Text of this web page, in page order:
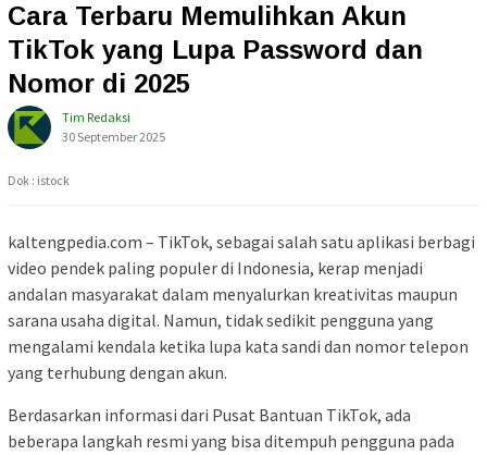
Cara Terbaru Memulihkan Akun
TikTok yang Lupa Password dan
Nomor di 2025
Tim Redaksi
30 September 2025
Dok : istock
kaltengpedia.com – TikTok, sebagai salah satu aplikasi berbagi
video pendek paling populer di Indonesia, kerap menjadi
andalan masyarakat dalam menyalurkan kreativitas maupun
sarana usaha digital. Namun, tidak sedikit pengguna yang
mengalami kendala ketika lupa kata sandi dan nomor telepon
yang terhubung dengan akun.
Berdasarkan informasi dari Pusat Bantuan TikTok, ada
beberapa langkah resmi yang bisa ditempuh pengguna pada